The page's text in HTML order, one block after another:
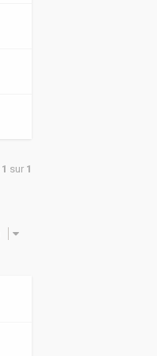
1 sur 1